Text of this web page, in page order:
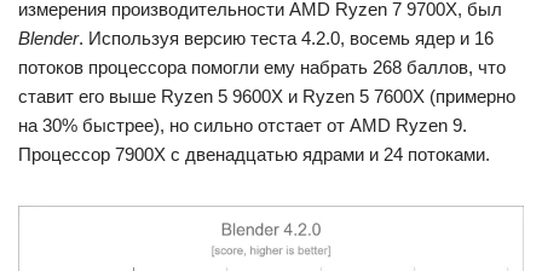
измерения производительности AMD Ryzen 7 9700X, был
Blender. Используя версию теста 4.2.0, восемь ядер и 16
потоков процессора помогли ему набрать 268 баллов, что
ставит его выше Ryzen 5 9600X и Ryzen 5 7600X (примерно
на 30% быстрее), но сильно отстает от AMD Ryzen 9.
Процессор 7900X с двенадцатью ядрами и 24 потоками.